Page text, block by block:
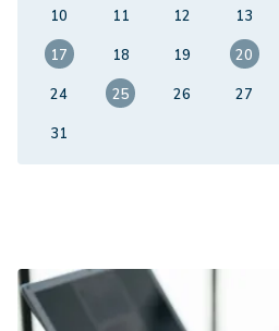
10
11 12 13
17
18 19 20
24
25 26 27
31